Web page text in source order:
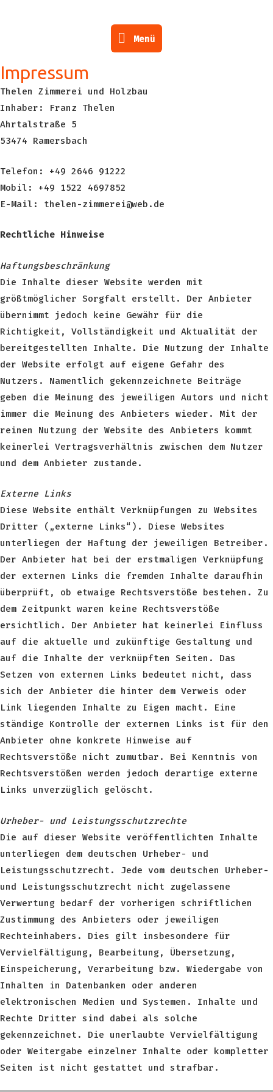
Menü
Menü
Impressum
Thelen Zimmerei und Holzbau
Inhaber: Franz Thelen
Ahrtalstraße 5
53474 Ramersbach
Telefon: +49 2646 91222
Mobil: +49 1522 4697852
E-Mail: thelen-zimmerei@web.de
Rechtliche Hinweise
Haftungsbeschränkung
Die Inhalte dieser Website werden mit
größtmöglicher Sorgfalt erstellt. Der Anbieter
übernimmt jedoch keine Gewähr für die
Richtigkeit, Vollständigkeit und Aktualität der
bereitgestellten Inhalte. Die Nutzung der Inhalte
der Website erfolgt auf eigene Gefahr des
Nutzers. Namentlich gekennzeichnete Beiträge
geben die Meinung des jeweiligen Autors und nicht
immer die Meinung des Anbieters wieder. Mit der
reinen Nutzung der Website des Anbieters kommt
keinerlei Vertragsverhältnis zwischen dem Nutzer
und dem Anbieter zustande.
Externe Links
Diese Website enthält Verknüpfungen zu Websites
Dritter („externe Links“). Diese Websites
unterliegen der Haftung der jeweiligen Betreiber.
Der Anbieter hat bei der erstmaligen Verknüpfung
der externen Links die fremden Inhalte daraufhin
überprüft, ob etwaige Rechtsverstöße bestehen. Zu
dem Zeitpunkt waren keine Rechtsverstöße
ersichtlich. Der Anbieter hat keinerlei Einfluss
auf die aktuelle und zukünftige Gestaltung und
auf die Inhalte der verknüpften Seiten. Das
Setzen von externen Links bedeutet nicht, dass
sich der Anbieter die hinter dem Verweis oder
Link liegenden Inhalte zu Eigen macht. Eine
ständige Kontrolle der externen Links ist für den
Anbieter ohne konkrete Hinweise auf
Rechtsverstöße nicht zumutbar. Bei Kenntnis von
Rechtsverstößen werden jedoch derartige externe
Links unverzüglich gelöscht.
Urheber- und Leistungsschutzrechte
Die auf dieser Website veröffentlichten Inhalte
unterliegen dem deutschen Urheber- und
Leistungsschutzrecht. Jede vom deutschen Urheber-
und Leistungsschutzrecht nicht zugelassene
Verwertung bedarf der vorherigen schriftlichen
Zustimmung des Anbieters oder jeweiligen
Rechteinhabers. Dies gilt insbesondere für
Vervielfältigung, Bearbeitung, Übersetzung,
Einspeicherung, Verarbeitung bzw. Wiedergabe von
Inhalten in Datenbanken oder anderen
elektronischen Medien und Systemen. Inhalte und
Rechte Dritter sind dabei als solche
gekennzeichnet. Die unerlaubte Vervielfältigung
oder Weitergabe einzelner Inhalte oder kompletter
Seiten ist nicht gestattet und strafbar.